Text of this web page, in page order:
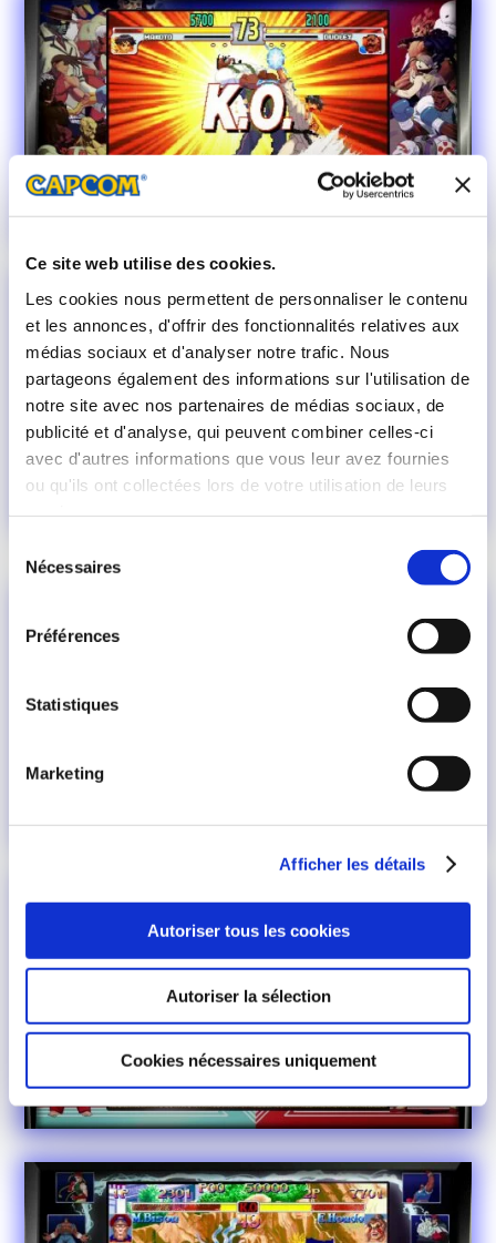
Ce site web utilise des cookies.
Les cookies nous permettent de personnaliser le contenu
et les annonces, d'offrir des fonctionnalités relatives aux
médias sociaux et d'analyser notre trafic. Nous
partageons également des informations sur l'utilisation de
notre site avec nos partenaires de médias sociaux, de
publicité et d'analyse, qui peuvent combiner celles-ci
avec d'autres informations que vous leur avez fournies
ou qu'ils ont collectées lors de votre utilisation de leurs
Nécessaires
Préférences
Statistiques
Marketing
Afficher les détails
Autoriser tous les cookies
Autoriser la sélection
Cookies nécessaires uniquement